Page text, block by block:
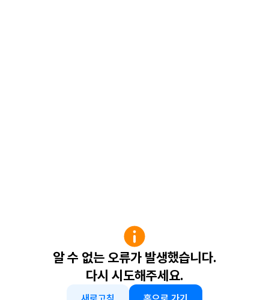
알 수 없는 오류가 발생했습니다.
다시 시도해주세요.